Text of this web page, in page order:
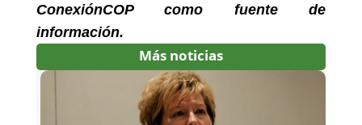
ConexiónCOP como fuente de
información.
Más noticias